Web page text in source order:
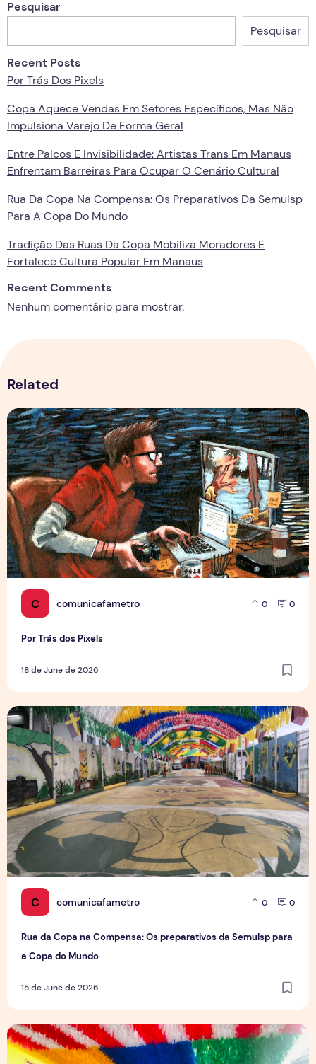
Pesquisar
Pesquisar
Recent Posts
Por Trás Dos Pixels
Copa Aquece Vendas Em Setores Específicos, Mas Não
Impulsiona Varejo De Forma Geral
Entre Palcos E Invisibilidade: Artistas Trans Em Manaus
Enfrentam Barreiras Para Ocupar O Cenário Cultural
Rua Da Copa Na Compensa: Os Preparativos Da Semulsp
Para A Copa Do Mundo
Tradição Das Ruas Da Copa Mobiliza Moradores E
Fortalece Cultura Popular Em Manaus
Recent Comments
Nenhum comentário para mostrar.
Related
C comunicafametro 0 0
Por Trás dos Pixels
18 de June de 2026
Por Trás dos Pixels
C comunicafametro 0 0
Rua da Copa na Compensa: Os preparativos da Semulsp para
a Copa do Mundo
15 de June de 2026
Rua da Copa na Compensa: Os preparativos da Semulsp
O povo brasileiro e o futebol: identidade, paixão e